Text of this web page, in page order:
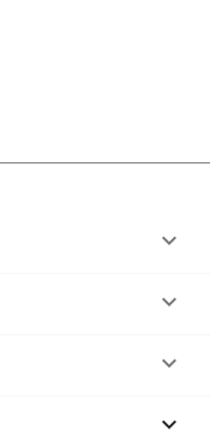



keyboard_arrow_down